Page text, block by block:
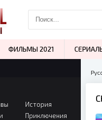
История
Приключения
ФИЛЬМЫ 2021